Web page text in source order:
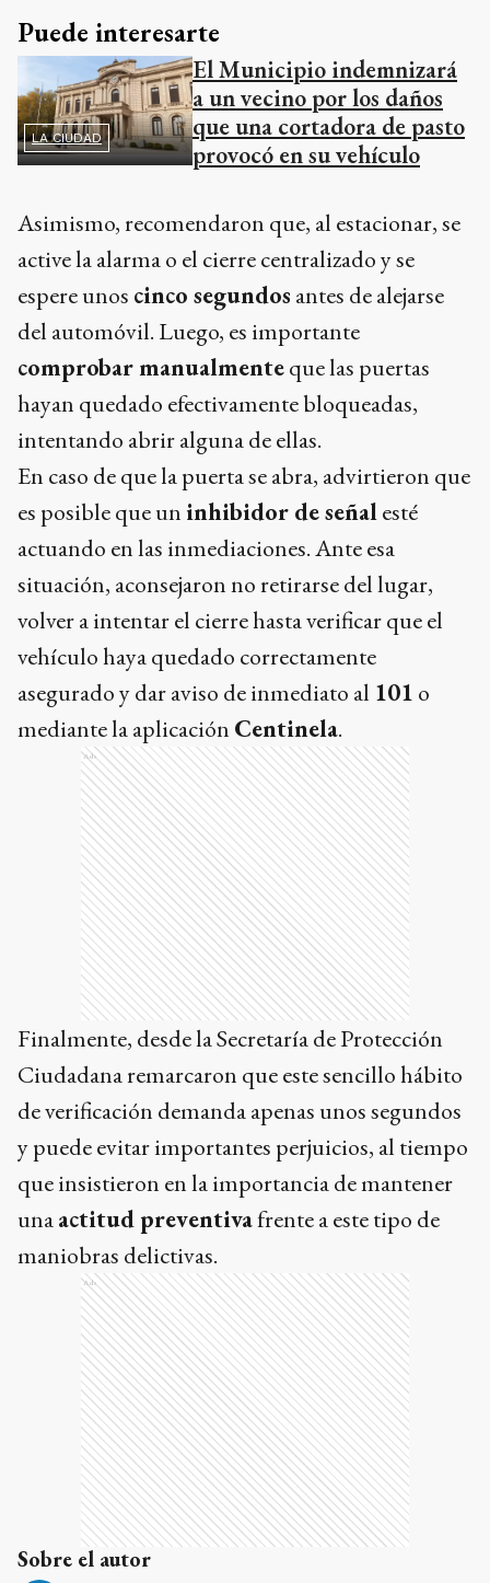
Puede interesarte
LA CIUDAD
El Municipio indemnizará
a un vecino por los daños
que una cortadora de pasto
provocó en su vehículo
Asimismo, recomendaron que, al estacionar, se
active la alarma o el cierre centralizado y se
espere unos cinco segundos antes de alejarse
del automóvil. Luego, es importante
comprobar manualmenteque las puertas
hayan quedado efectivamente bloqueadas,
intentando abrir alguna de ellas.
En caso de que la puerta se abra, advirtieron que
es posible que un inhibidor de señalesté
actuando en las inmediaciones. Ante esa
situación, aconsejaron no retirarse del lugar,
volver a intentar el cierre hasta verificar que el
vehículo haya quedado correctamente
asegurado y dar aviso de inmediato al 101 o
mediante la aplicación Centinela.
Ads
Finalmente, desde la Secretaría de Protección
Ciudadana remarcaron que este sencillo hábito
de verificación demanda apenas unos segundos
y puede evitar importantes perjuicios, al tiempo
que insistieron en la importancia de mantener
unaactitud preventivafrente a este tipo de
maniobras delictivas.
Ads
Sobre el autor